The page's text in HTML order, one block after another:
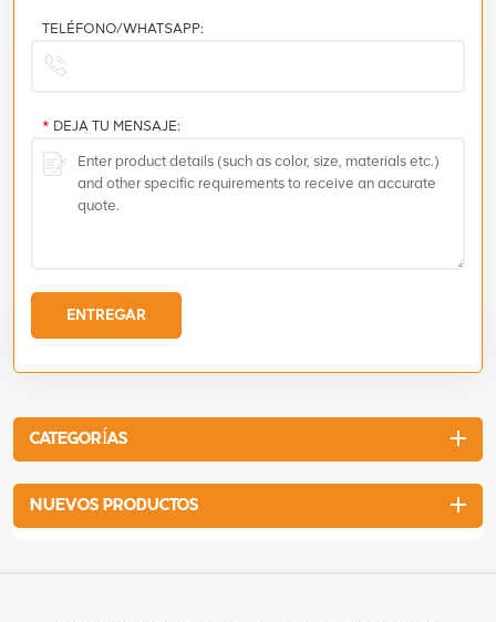
TELÉFONO/WHATSAPP:
* DEJA TU MENSAJE:
ENTREGAR
CATEGORÍAS
NUEVOS PRODUCTOS